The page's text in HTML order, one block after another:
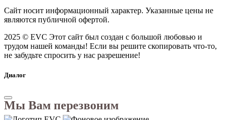
Сайт носит информационный характер. Указанные цены не
являются публичной офертой.
2025 © EVC Этот сайт был создан с большой любовью и
трудом нашей команды! Если вы решите скопировать что-то,
не забудьте спросить у нас разрешение!
Диалог
Мы Вам перезвоним